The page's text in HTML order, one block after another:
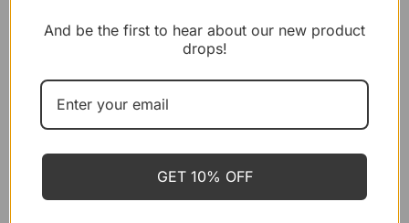
Papaya Balsam – Multi Use, 100 g
P’URE PAPAYACARE
Papaya Lippenbalsam, 10g
And be the first to hear about our new product
drops!
GET 10% OFF